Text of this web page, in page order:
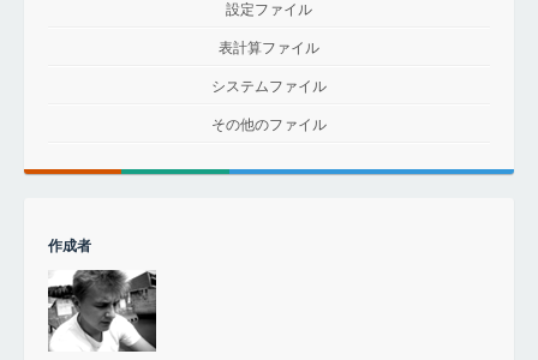
設定ファイル
表計算ファイル
システムファイル
その他のファイル
作成者